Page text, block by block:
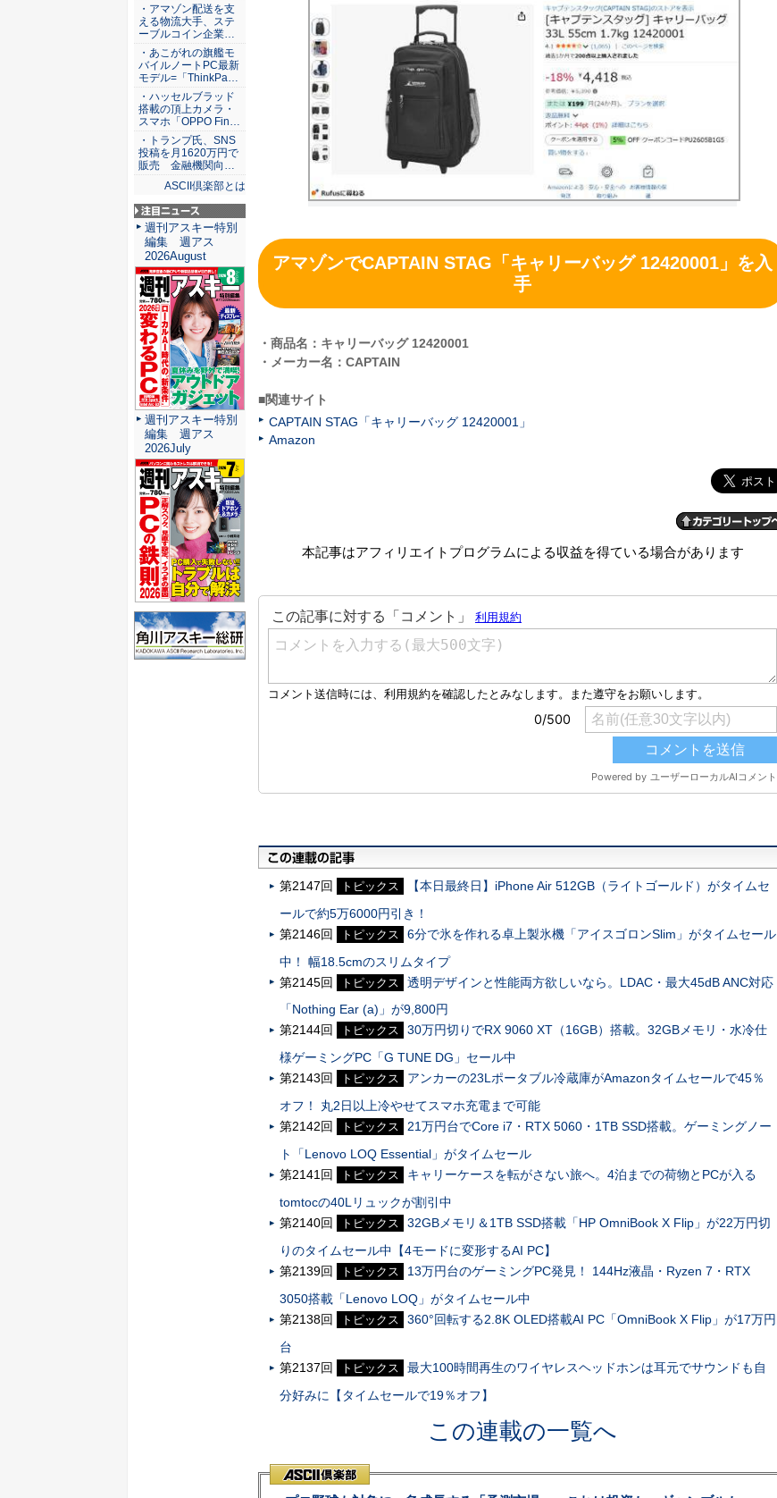
アマゾンでCAPTAIN STAG「キャリーバッグ 12420001」を入
手
・商品名：キャリーバッグ 12420001
・メーカー名：CAPTAIN
■関連サイト
CAPTAIN STAG「キャリーバッグ 12420001」
Amazon
本記事はアフィリエイトプログラムによる収益を得ている場合があります
第2147回 トピックス
【本日最終日】iPhone Air 512GB（ライトゴールド）がタイムセ
ールで約5万6000円引き！
第2146回
トピックス
6分で氷を作れる卓上製氷機「アイスゴロンSlim」がタイムセール
中！ 幅18.5cmのスリムタイプ
第2145回
トピックス
透明デザインと性能両方欲しいなら。LDAC・最大45dB ANC対応
「Nothing Ear (a)」が9,800円
第2144回
トピックス
30万円切りでRX 9060 XT（16GB）搭載。32GBメモリ・水冷仕
様ゲーミングPC「G TUNE DG」セール中
第2143回
トピックス
アンカーの23Lポータブル冷蔵庫がAmazonタイムセールで45％
オフ！ 丸2日以上冷やせてスマホ充電まで可能
第2142回
トピックス
21万円台でCore i7・RTX 5060・1TB SSD搭載。ゲーミングノー
ト「Lenovo LOQ Essential」がタイムセール
第2141回
トピックス
キャリーケースを転がさない旅へ。4泊までの荷物とPCが入る
tomtocの40Lリュックが割引中
第2140回
トピックス
32GBメモリ＆1TB SSD搭載「HP OmniBook X Flip」が22万円切
りのタイムセール中【4モードに変形するAI PC】
第2139回
トピックス
13万円台のゲーミングPC発見！ 144Hz液晶・Ryzen 7・RTX
3050搭載「Lenovo LOQ」がタイムセール中
第2138回
トピックス
360°回転する2.8K OLED搭載AI PC「OmniBook X Flip」が17万円
台
第2137回
トピックス
最大100時間再生のワイヤレスヘッドホンは耳元でサウンドも自
分好みに【タイムセールで19％オフ】
この連載の一覧へ
・アマゾン配送を支
える物流大手、ステ
ーブルコイン企業…
・あこがれの旗艦モ
バイルノートPC最新
モデル=「ThinkPa…
・ハッセルブラッド
搭載の頂上カメラ・
スマホ「OPPO Fin…
・トランプ氏、SNS
投稿を月1620万円で
販売 金融機関向…
ASCII倶楽部とは
注目ニュース
週刊アスキー特別
編集 週アス
2026August
週刊アスキー特別
編集 週アス
2026July